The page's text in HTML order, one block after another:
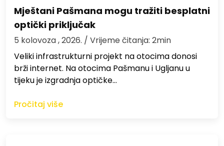
Mještani Pašmana mogu tražiti besplatni
optički priključak
5 kolovoza , 2026. / Vrijeme čitanja: 2min
Veliki infrastrukturni projekt na otocima donosi
brži internet. Na otocima Pašmanu i Ugljanu u
tijeku je izgradnja optičke…
Pročitaj više